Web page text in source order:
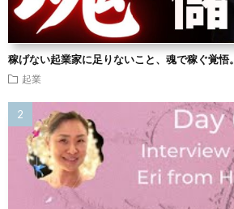
稼げない起業家に足りないこと、魂で稼ぐ覚悟。
起業